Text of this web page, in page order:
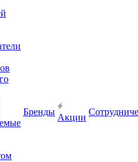
Бренды
Акции